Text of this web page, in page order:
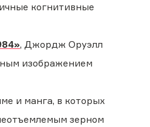
когнитивные
, Джордж Оруэлл
изображением
и манга, в которых
зерном